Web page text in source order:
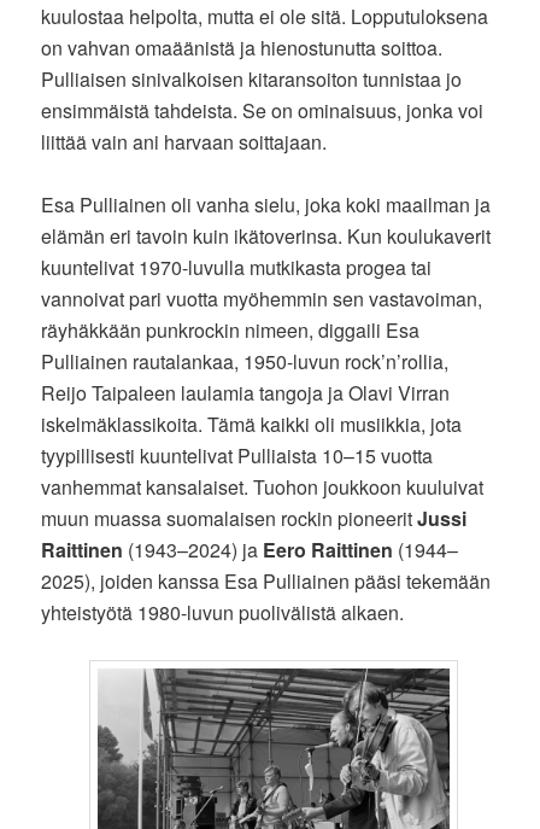
kuulostaa helpolta, mutta ei ole sitä. Lopputuloksena
on vahvan omaäänistä ja hienostunutta soittoa.
Pulliaisen sinivalkoisen kitaransoiton tunnistaa jo
ensimmäistä tahdeista. Se on ominaisuus, jonka voi
liittää vain ani harvaan soittajaan.
Esa Pulliainen oli vanha sielu, joka koki maailman ja
elämän eri tavoin kuin ikätoverinsa. Kun koulukaverit
kuuntelivat 1970-luvulla mutkikasta progea tai
vannoivat pari vuotta myöhemmin sen vastavoiman,
räyhäkkään punkrockin nimeen, diggaili Esa
Pulliainen rautalankaa, 1950-luvun rock’n’rollia,
Reijo Taipaleen laulamia tangoja ja Olavi Virran
iskelmäklassikoita. Tämä kaikki oli musiikkia, jota
tyypillisesti kuuntelivat Pulliaista 10–15 vuotta
vanhemmat kansalaiset. Tuohon joukkoon kuuluivat
muun muassa suomalaisen rockin pioneeritJussi
Raittinen (1943–2024) ja Eero Raittinen (1944–
2025), joiden kanssa Esa Pulliainen pääsi tekemään
yhteistyötä 1980-luvun puolivälistä alkaen.